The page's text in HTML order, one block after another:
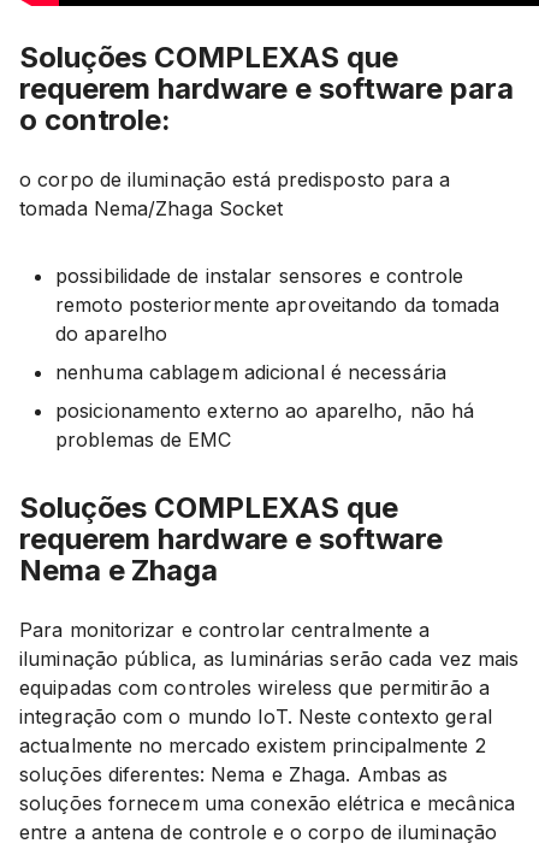
Soluções COMPLEXAS que
requerem hardware e software para
o controle:
o corpo de iluminação está predisposto para a
tomada Nema/Zhaga Socket
possibilidade de instalar sensores e controle
remoto posteriormente aproveitando da tomada
do aparelho
nenhuma cablagem adicional é necessária
posicionamento externo ao aparelho, não há
problemas de EMC
Soluções COMPLEXAS que
requerem hardware e software
Nema e Zhaga
Para monitorizar e controlar centralmente a
iluminação pública, as luminárias serão cada vez mais
equipadas com controles wireless que permitirão a
integração com o mundo IoT. Neste contexto geral
actualmente no mercado existem principalmente 2
soluções diferentes: Nema e Zhaga. Ambas as
soluções fornecem uma conexão elétrica e mecânica
entre a antena de controle e o corpo de iluminação